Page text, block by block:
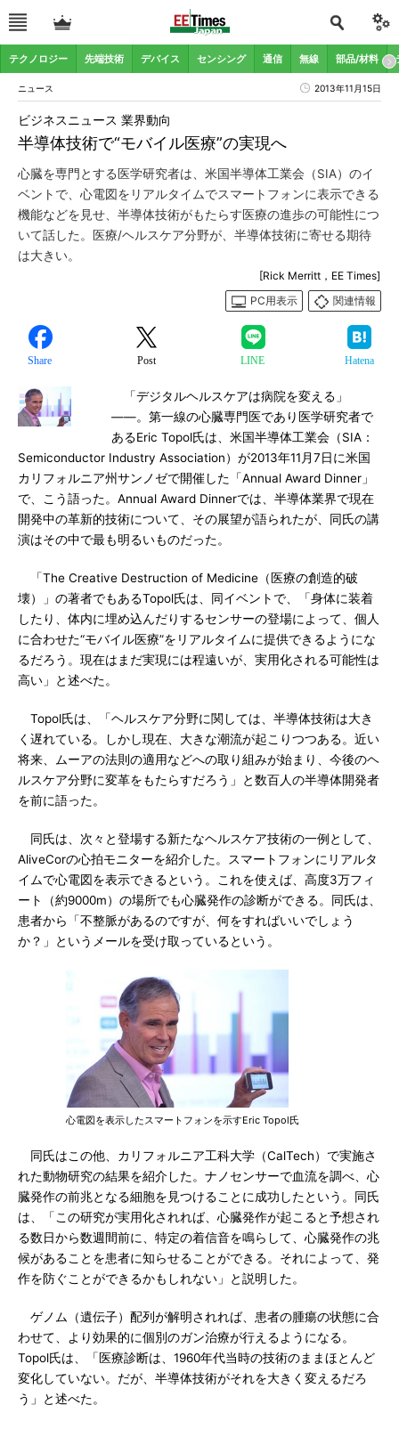
テクノロジー 先端技術 デバイス センシング 通信 無線 部品/材料
ニュース 2013年11月15日
半導体技術で“モバイル医療”の実現へ
ビジネスニュース 業界動向
心臓を専門とする医学研究者は、米国半導体工業会（SIA）のイ
ベントで、心電図をリアルタイムでスマートフォンに表示できる
機能などを見せ、半導体技術がもたらす医療の進歩の可能性につ
いて話した。医療/ヘルスケア分野が、半導体技術に寄せる期待
は大きい。
[Rick Merritt，EE Times]
PC用表示
関連情報
Share Post LINE Hatena
「デジタルヘルスケアは病院を変える」
――。第一線の心臓専門医であり医学研究者で
あるEric Topol氏は、米国半導体工業会（SIA：
Semiconductor Industry Association）が2013年11月7日に米国
カリフォルニア州サンノゼで開催した「Annual Award Dinner」
で、こう語った。Annual Award Dinnerでは、半導体業界で現在
開発中の革新的技術について、その展望が語られたが、同氏の講
演はその中で最も明るいものだった。
「The Creative Destruction of Medicine（医療の創造的破
壊）」の著者でもあるTopol氏は、同イベントで、「身体に装着
したり、体内に埋め込んだりするセンサーの登場によって、個人
に合わせた“モバイル医療”をリアルタイムに提供できるようにな
るだろう。現在はまだ実現には程遠いが、実用化される可能性は
高い」と述べた。
Topol氏は、「ヘルスケア分野に関しては、半導体技術は大き
く遅れている。しかし現在、大きな潮流が起こりつつある。近い
将来、ムーアの法則の適用などへの取り組みが始まり、今後のヘ
ルスケア分野に変革をもたらすだろう」と数百人の半導体開発者
を前に語った。
同氏は、次々と登場する新たなヘルスケア技術の一例として、
AliveCorの心拍モニターを紹介した。スマートフォンにリアルタ
イムで心電図を表示できるという。これを使えば、高度3万フィ
ート（約9000m）の場所でも心臓発作の診断ができる。同氏は、
患者から「不整脈があるのですが、何をすればいいでしょう
か？」というメールを受け取っているという。
心電図を表示したスマートフォンを示すEric Topol氏
同氏はこの他、カリフォルニア工科大学（CalTech）で実施さ
れた動物研究の結果を紹介した。ナノセンサーで血流を調べ、心
臓発作の前兆となる細胞を見つけることに成功したという。同氏
は、「この研究が実用化されれば、心臓発作が起こると予想され
る数日から数週間前に、特定の着信音を鳴らして、心臓発作の兆
候があることを患者に知らせることができる。それによって、発
作を防ぐことができるかもしれない」と説明した。
ゲノム（遺伝子）配列が解明されれば、患者の腫瘍の状態に合
わせて、より効果的に個別のガン治療が行えるようになる。
Topol氏は、「医療診断は、1960年代当時の技術のままほとんど
変化していない。だが、半導体技術がそれを大きく変えるだろ
う」と述べた。